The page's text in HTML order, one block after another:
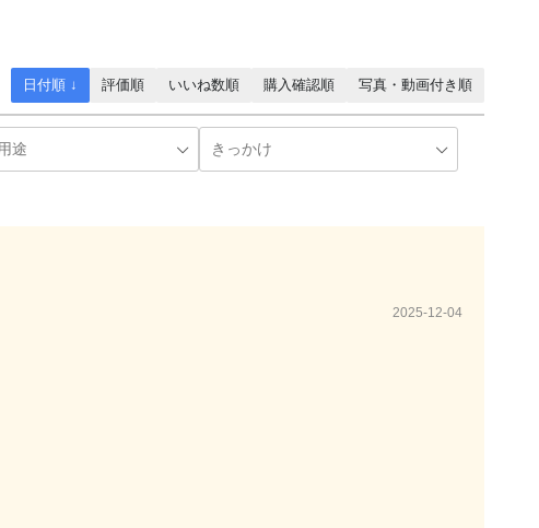
日付順 ↓ 評価順 いいね数順 購入確認順 写真・動画付き順
2025-12-04